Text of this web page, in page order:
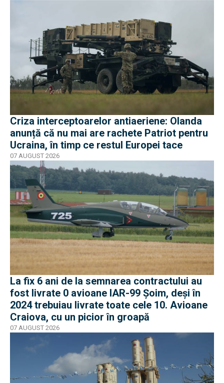
Criza interceptoarelor antiaeriene: Olanda
anunță că nu mai are rachete Patriot pentru
Ucraina, în timp ce restul Europei tace
07 AUGUST 2026
La fix 6 ani de la semnarea contractului au
fost livrate 0 avioane IAR-99 Șoim, deși în
2024 trebuiau livrate toate cele 10. Avioane
Craiova, cu un picior în groapă
07 AUGUST 2026